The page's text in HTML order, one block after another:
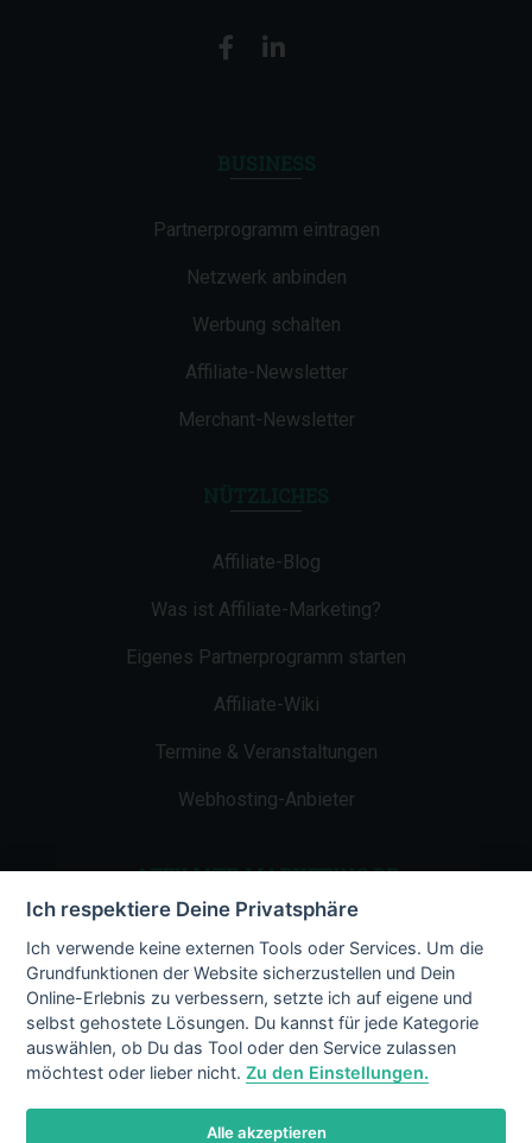
Partnerprogramm eintragen
Netzwerk anbinden
Werbung schalten
Affiliate-Newsletter
Merchant-Newsletter
Affiliate-Blog
Was ist Affiliate-Marketing?
Eigenes Partnerprogramm starten
Affiliate-Wiki
Termine & Veranstaltungen
Webhosting-Anbieter
AFFILIATE-MARKETING.DE
Impressum
Kontakt
Datenschutz
Ich respektiere Deine Privatsphäre
Ich verwende keine externen Tools oder Services. Um die
Grundfunktionen der Website sicherzustellen und Dein
Online-Erlebnis zu verbessern, setzte ich auf eigene und
selbst gehostete Lösungen. Du kannst für jede Kategorie
auswählen, ob Du das Tool oder den Service zulassen
möchtest oder lieber nicht.Zu den Einstellungen.
Alle akzeptieren